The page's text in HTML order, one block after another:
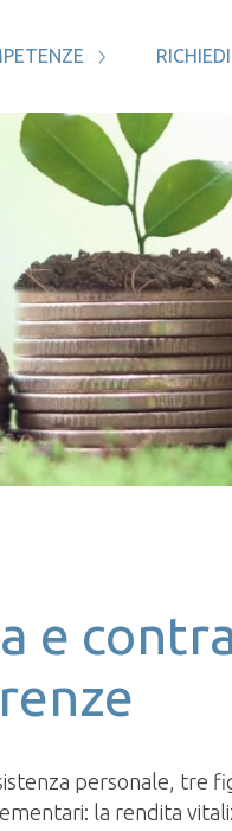
e
personale, tre
la rendita